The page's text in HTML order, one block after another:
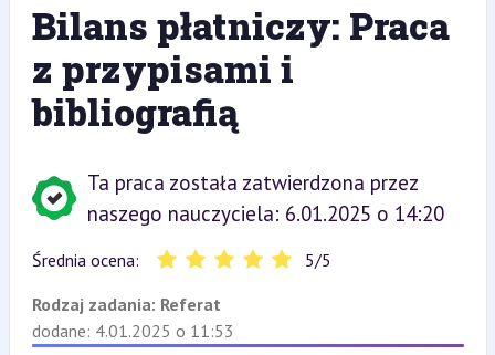
Bilans płatniczy: Praca
z przypisami i
bibliografią
Ta praca została zatwierdzona przez
naszego nauczyciela: 6.01.2025 o 14:20
Średnia ocena: 5/5
Rodzaj zadania: Referat
dodane: 4.01.2025 o 11:53